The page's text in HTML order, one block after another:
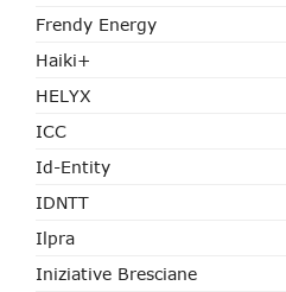
Frendy Energy
Haiki+
HELYX
ICC
Id-Entity
IDNTT
Ilpra
Iniziative Bresciane